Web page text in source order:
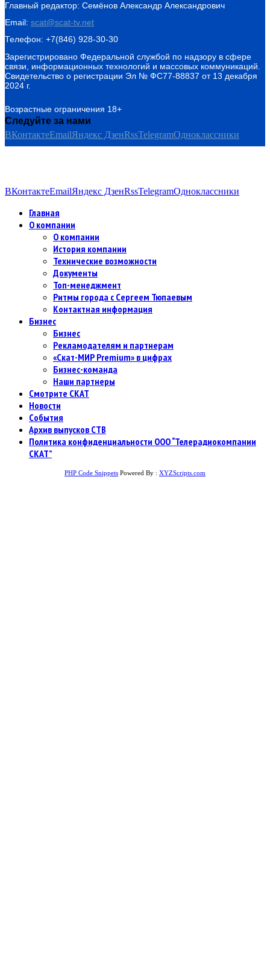
Главный редактор: Семёнов Александр Александрович
Email: scat@scat-tv.net
Телефон: +7(846) 928-30-30
Зарегистрировано Федеральной службой по надзору в сфере
связи, информационных технологий и массовых коммуникаций.
Свидетельство о регистрации Эл № ФС77-88837 от 13 декабря
2024 г.
Возрастные ограничения 18+
Следуйте за нами
ВКонтактеEmailЯндекс ДзенRssTelegramОдноклассники
ВКонтактеEmailЯндекс ДзенRssTelegramОдноклассники
Главная
О компании
О компании
История компании
Технические возможности
Документы
Топ-менеджмент
Ритмы города с Сергеем Тюпаевым
Контактная информация
Бизнес
Бизнес
Рекламодателям и партнерам
«Скат-МИР Premium» в цифрах
Бизнес-команда
Наши партнеры
Смотрите СКАТ
Новости
События
Архив выпусков СТВ
Политика конфиденциальности ООО “Телерадиокомпании
СКАТ”
PHP Code Snippets Powered By : XYZScripts.com